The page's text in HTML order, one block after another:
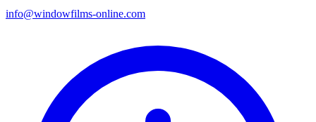
info@windowfilms-online.com